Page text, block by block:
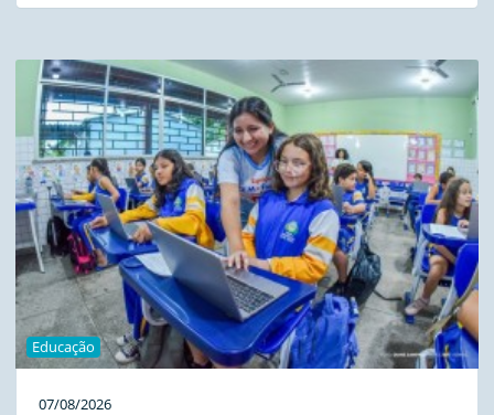
Educação
07/08/2026